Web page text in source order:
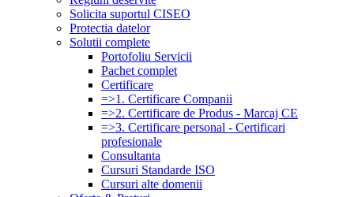
Solicita suportul CISEO
Protectia datelor
Solutii complete
Portofoliu Servicii
Pachet complet
Certificare
=>1. Certificare Companii
=>2. Certificare de Produs - Marcaj CE
=>3. Certificare personal - Certificari
profesionale
Consultanta
Cursuri Standarde ISO
Cursuri alte domenii